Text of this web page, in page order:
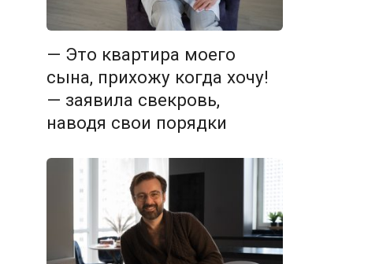
— Это квартира моего
сына, прихожу когда хочу!
— заявила свекровь,
наводя свои порядки